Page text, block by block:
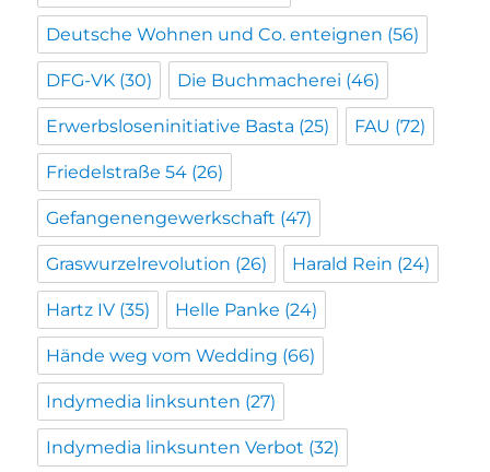
Deutsche Wohnen und Co. enteignen (56)
DFG-VK (30) Die Buchmacherei (46)
Erwerbsloseninitiative Basta (25) FAU (72)
Friedelstraße 54 (26)
Gefangenengewerkschaft (47)
Graswurzelrevolution (26) Harald Rein (24)
Hartz IV (35) Helle Panke (24)
Hände weg vom Wedding (66)
Indymedia linksunten (27)
Indymedia linksunten Verbot (32)